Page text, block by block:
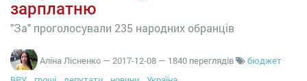
зарплатню
"За" проголосували 235 народних обранців
Аліна Лісненко — 2017-12-08 — 1840 переглядів
бюджет